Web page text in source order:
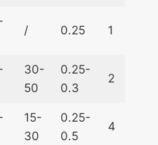
/ 0.25 1
30-
50
0.25-
0.3
2
15-
30
0.25-
0.5
4